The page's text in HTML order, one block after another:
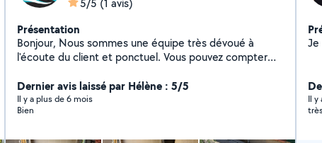
5/5 (1 avis)
Présentation
Bonjour, Nous sommes une équipe très dévoué à
l'écoute du client et ponctuel. Vous pouvez compter
respect des lieux. On a plusieurs années d'expérience
et on connais bien notre travail. N'hésitez pas à nous
contactez.
Dernier avis laissé par Hélène : 5/5
Il y a plus de 6 mois
Bien
Il y